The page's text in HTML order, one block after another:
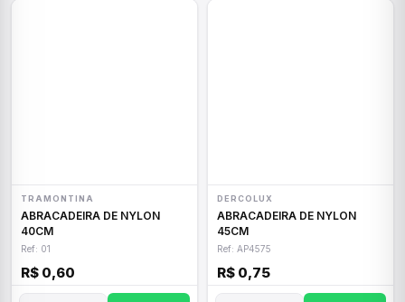
TRAMONTINA
ABRACADEIRA DE NYLON
40CM
Ref: 01
R$ 0,60
DERCOLUX
ABRACADEIRA DE NYLON
45CM
Ref: AP4575
R$ 0,75